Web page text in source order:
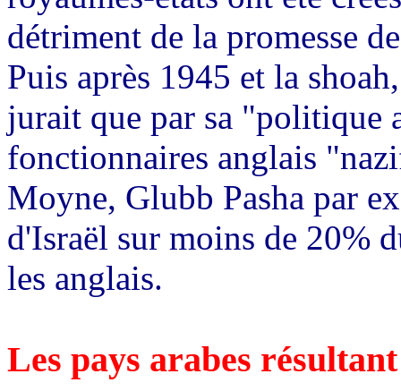
détriment de la promesse
Puis après 1945 et la
jurait que par sa "politique
fonctionnaires anglais
Moyne, Glubb Pasha par
d'Israël sur moins de 20%
les anglais.
Les pays arabes